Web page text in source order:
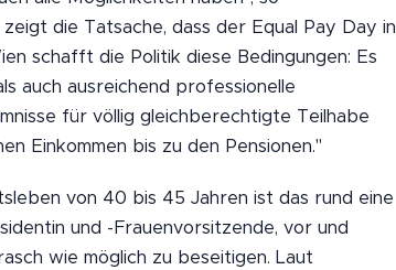
die Tatsache, dass der Equal Pay Day in
schafft die Politik diese Bedingungen: Es
auch ausreichend professionelle
für völlig gleichberechtigte Teilhabe
Einkommen bis zu den Pensionen."
von 40 bis 45 Jahren ist das rund eine
und -Frauenvorsitzende, vor und
wie möglich zu beseitigen. Laut